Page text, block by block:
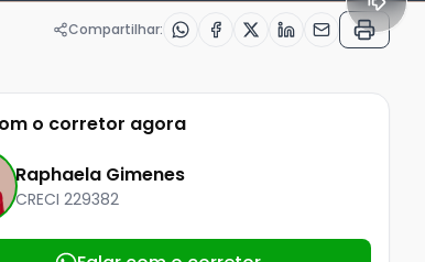
Compartilhar:
o corretor agora
Raphaela Gimenes
CRECI 229382